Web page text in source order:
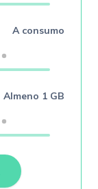
A consumo
Almeno 1 GB